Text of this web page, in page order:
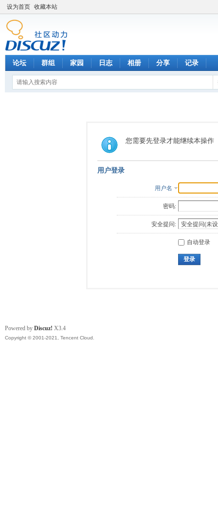
设为首页 收藏本站
论坛 群组 家园 日志 相册 分享 记录
您需要先登录才能继续本操作
用户登录
用户名
密码:
安全提问:
自动登录
登录
Powered by Discuz! X3.4
Copyright © 2001-2021, Tencent Cloud.